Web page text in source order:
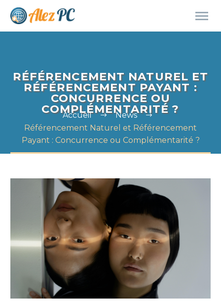
RÉFÉRENCEMENT NATUREL ET
RÉFÉRENCEMENT PAYANT :
CONCURRENCE OU
COMPLÉMENTARITÉ ?
Accueil
News
Référencement Naturel et Référencement
Payant : Concurrence ou Complémentarité ?